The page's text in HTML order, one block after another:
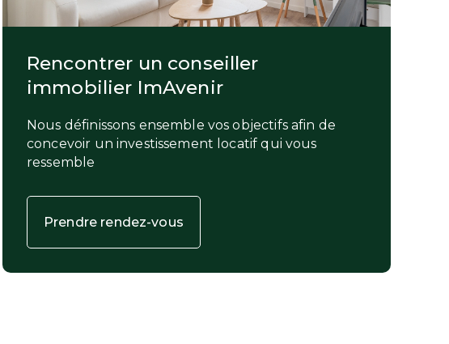
Rencontrer un conseiller
immobilier ImAvenir
Nous définissons ensemble vos objectifs afin de
concevoir un investissement locatif qui vous
ressemble
Prendre rendez-vous